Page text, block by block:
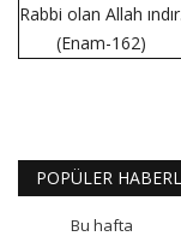
Rabbi olan Allah ındır.
(Enam-162)
POPÜLER
Bu hafta